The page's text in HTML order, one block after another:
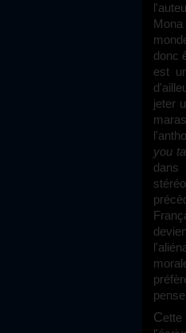
donc
est
jeter
you
dans
Cette noirceur est encore renforcée par des dialogues magistraux, signés par